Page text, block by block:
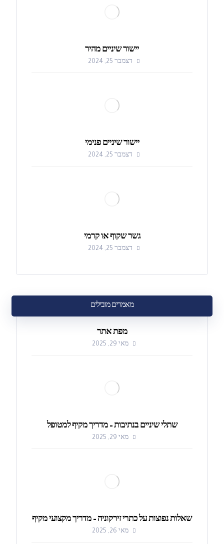
יישור שיניים מהיר
דצמבר 25, 2024
יישור שיניים פנימי
דצמבר 25, 2024
גשר שקוף או קרמי
דצמבר 25, 2024
מאמרים מובילים
מפת אתר
מאי 29, 2025
שתלי שיניים בנתיבות – מדריך מקיף למטופל
מאי 29, 2025
שאלות נפוצות על כתרי זירקוניה – מדריך מקצועי מקיף
מאי 26, 2025